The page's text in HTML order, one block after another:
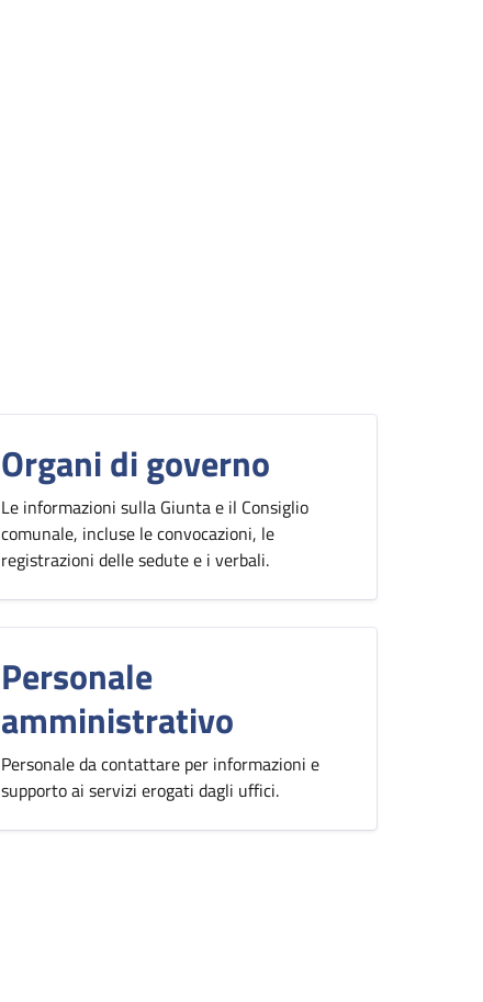
Organi di governo
Le informazioni sulla Giunta e il Consiglio
comunale, incluse le convocazioni, le
registrazioni delle sedute e i verbali.
Personale
amministrativo
Personale da contattare per informazioni e
supporto ai servizi erogati dagli uffici.